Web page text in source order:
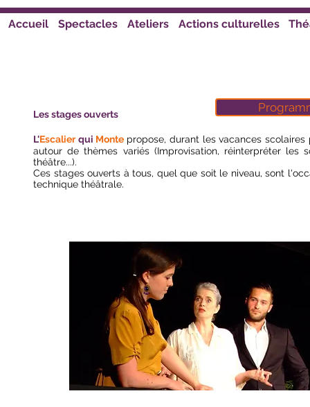
Accueil Spectacles Ateliers Actions culturelles
Les stages ouverts
L'Escalierqui Monte propose, durant les vacances
autour de thèmes variés (Improvisation, réinterpréter les
théâtre...).
Ces stages ouverts à tous, quel que soit le niveau, sont
technique théâtrale.